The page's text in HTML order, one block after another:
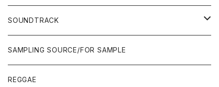
JAPAN ONLY RELEASE/REMIX
WEST COAST/SOUTH
JAPAN ONLY RELEASE/REMIX
80'S
POPS/S.S.W.
ROCK/AOR
SOUNDTRACK
LP
JAPANESE
7"/12"
SAMPLING SOURCE/FOR SAMPLE
REGGAE